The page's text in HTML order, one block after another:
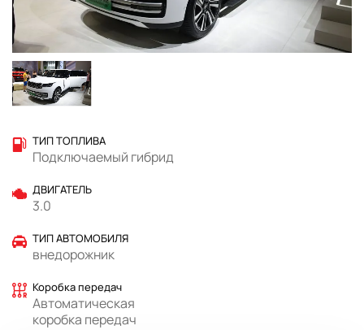
ТИП ТОПЛИВА
Подключаемый гибрид
ДВИГАТЕЛЬ
3.0
ТИП АВТОМОБИЛЯ
внедорожник
Коробка передач
Автоматическая
коробка передач